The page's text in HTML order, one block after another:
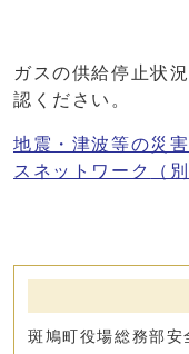
ガスの供給停止状
認ください。
地震・津波等の災
スネットワーク
（
斑鳩町役場総務部安